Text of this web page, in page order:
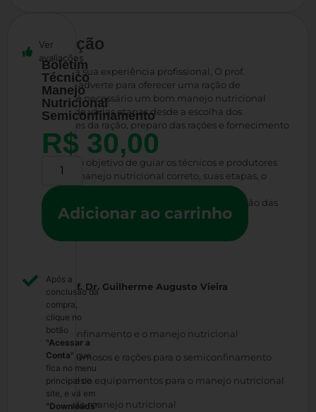
Descrição
Baseado na sua experiência profissional, O prof.
Guilherme adverte para oferecer uma ração de
qualidade é necessário um bom manejo nutricional
composto de várias etapas desde a escolha dos
ingredientes da ração, preparo das rações e fornecimento
das rações.
A obra tem o objetivo de guiar os técnicos e produtores
quanto ao manejo nutricional correto, suas etapas, o
planejamento da ração, os tipos de rações, os
equipamentos utilizados no preparo e distribuição das
Autor: Prof. Dr. Guilherme Augusto Vieira
Capítulos
1. O semiconfinamento e o manejo nutricional
2.Dieta: volumosos e rações para o semiconfinamento
3.Instalações e equipamentos para o manejo nutricional
4. Rotinas do manejo nutricional
Ver
avaliações
Boletim
Técnico
Manejo
Nutricional
Semiconfinamento
R$ 30,00
Adicionar ao carrinho
Alternative:
Após a
conclusão da
compra,
clique no
botão
"Acessar a
Conta" que
fica no menu
principal do
site, e vá em
"Downloads"